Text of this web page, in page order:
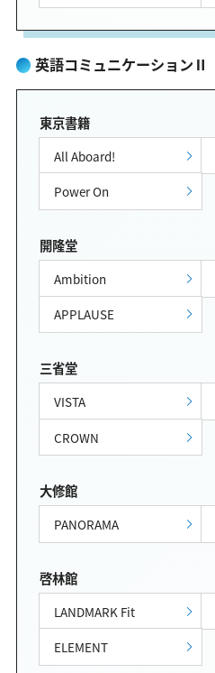
英語コミュニケーションⅡ
東京書籍
All Aboard!
Power On
開隆堂
Ambition
APPLAUSE
三省堂
VISTA
CROWN
大修館
PANORAMA
啓林館
LANDMARK Fit
ELEMENT